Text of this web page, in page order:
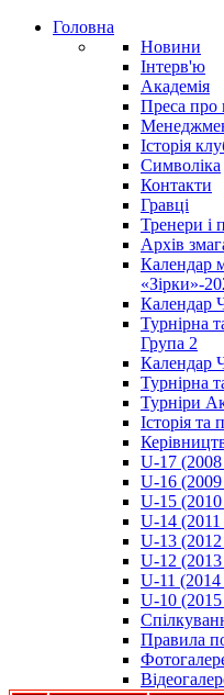
Головна
Новини
Інтерв'ю
Академія
Преса про
Історія
Символіка
Контакти
Гравці
Тренери і
Архів
Календар
«Зірки»-
Календар
Турнірна
Група 2
Календар
Турнірна
Турніри
Історія та
U-17
U-16
U-15
U-14
U-13
U-12
U-11
U-10
Правила